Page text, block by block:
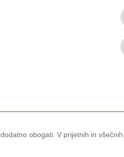
obogati. V prijetnih in